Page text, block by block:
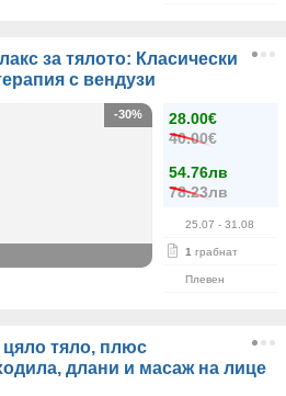
за тялото: Класически
с вендузи
28.00€
40.00€
54.76лв
78.23лв
25.07 - 31.08
1 грабнат
Плевен
-30%
тяло, плюс
длани и масаж на лице